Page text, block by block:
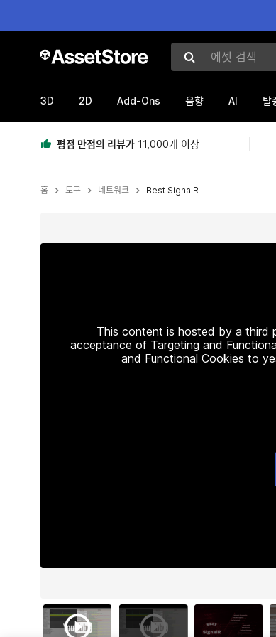
에셋 검색
3D 2D Add-Ons 음향 AI 탈
평점 만점의 리뷰가 11,000개 이상
홈 도구 네트워크 Best SignalR
This content is hosted by a third
acceptance of Targeting and
and Functional Cookies to